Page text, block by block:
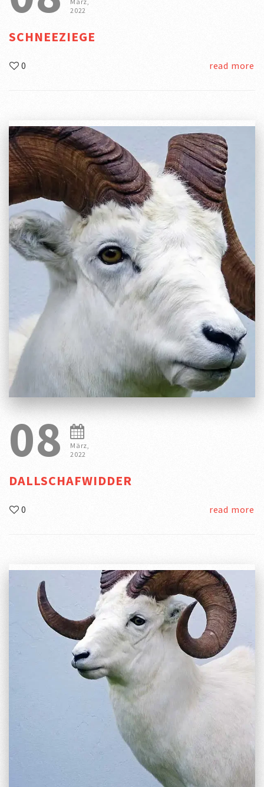
2022
SCHNEEZIEGE
0 read more
08
März,
2022
DALLSCHAFWIDDER
0 read more